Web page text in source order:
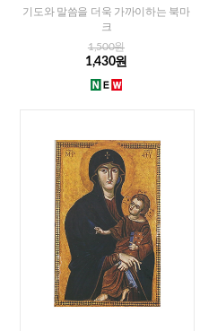
태리)
기도와 말씀을 더욱 가까이하는 북마
크
1,500원
1,430원